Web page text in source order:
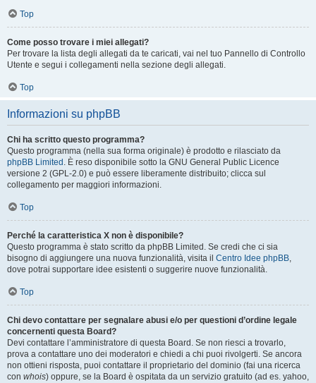
Top
Come posso trovare i miei allegati?
Per trovare la lista degli allegati da te caricati, vai nel tuo Pannello di Controllo
Utente e segui i collegamenti nella sezione degli allegati.
Top
Informazioni su phpBB
Chi ha scritto questo programma?
Questo programma (nella sua forma originale) è prodotto e rilasciato da
phpBB Limited . È reso disponibile sotto la GNU General Public Licence
versione 2 (GPL-2.0) e può essere liberamente distribuito; clicca sul
collegamento per maggiori informazioni.
Top
Perché la caratteristica X non è disponibile?
Questo programma è stato scritto da phpBB Limited. Se credi che ci sia
bisogno di aggiungere una nuova funzionalità, visita il Centro Idee phpBB,
dove potrai supportare idee esistenti o suggerire nuove funzionalità.
Top
Chi devo contattare per segnalare abusi e/o per questioni d’ordine legale
concernenti questa Board?
Devi contattare l’amministratore di questa Board. Se non riesci a trovarlo,
prova a contattare uno dei moderatori e chiedi a chi puoi rivolgerti. Se ancora
non ottieni risposta, puoi contattare il proprietario del dominio (fai una ricerca
con whois) oppure, se la Board è ospitata da un servizio gratuito (ad es. yahoo,